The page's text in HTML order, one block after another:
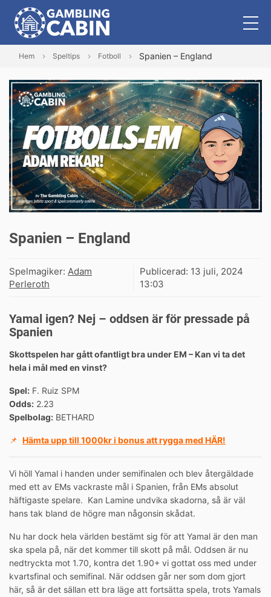
Hem Speltips Fotboll Spanien – England
Spanien – England
Spelmagiker: Adam
Perleroth
Publicerad: 13 juli, 2024
13:03
Yamal igen? Nej – oddsen är för pressade på
Spanien
Skottspelen har gått ofantligt bra under EM – Kan vi ta det
hela i mål med en vinst?
Spel: F. Ruiz SPM
Odds: 2.23
Spelbolag: BETHARD
📌 Hämta upp till 1000kr i bonus att rygga med HÄR!
Vi höll Yamal i handen under semifinalen och blev återgäldade
med ett av EMs vackraste mål i Spanien, från EMs absolut
häftigaste spelare. Kan Lamine undvika skadorna, så är väl
hans tak bland de högre man någonsin skådat.
Nu har dock hela världen bestämt sig för att Yamal är den man
ska spela på, när det kommer till skott på mål. Oddsen är nu
nedtryckta mot 1.70, kontra det 1.90+ vi gottat oss med under
kvartsfinal och semifinal. När oddsen går ner som dom gjort
här, så är det sällan ett bra läge att fortsätta spela, trots Yamals